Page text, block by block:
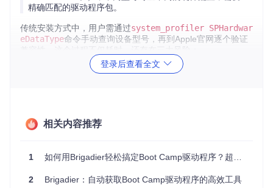
精确匹配的驱动程序包。
传统安装方式中，用户需通过system_profiler SPHardwar
eDataType命令手动查询设备型号，再到Apple官网逐个验证
型号标识解读错误（如混淆MacBookAir与MacBookPro系
实操检验点：在终端执行
登录后查看全文
相关内容推荐
1 如何用Brigadier轻松搞定Boot Camp驱动程序？超实用新手指南
2 Brigadier：自动获取Boot Camp驱动程序的高效工具